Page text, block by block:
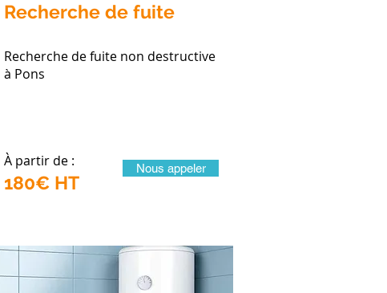
Recherche de fuite
Recherche de fuite non destructive
à Pons
À partir de :
180€ HT
Nous appeler